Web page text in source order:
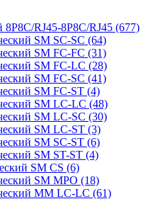
8P8C/RJ45-8P8C/RJ45 (677)
SM SC-SC (64)
SM FC-FC (31)
SM FC-LC (28)
SM FC-SC (41)
SM FC-ST (4)
SM LC-LC (48)
SM LC-SC (30)
SM LC-ST (3)
SM SC-ST (6)
SM ST-ST (4)
SM CS (6)
SM MPO (18)
MM LC-LC (61)